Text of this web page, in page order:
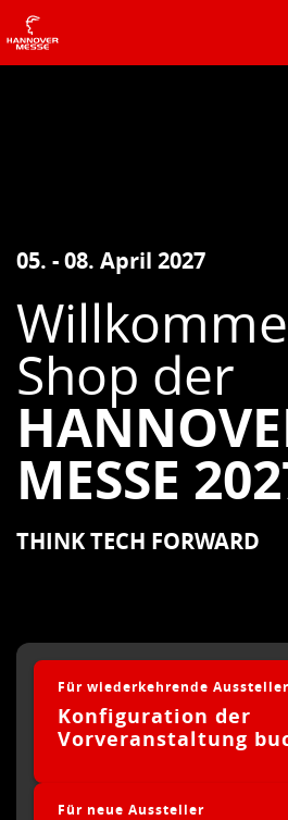
05. - 08. April 2027
Shop der
MESSE
THINK TECH FORWARD
Für wiederkehrende Aussteller
Konfiguration der
Vorveranstaltung
Für neue Aussteller